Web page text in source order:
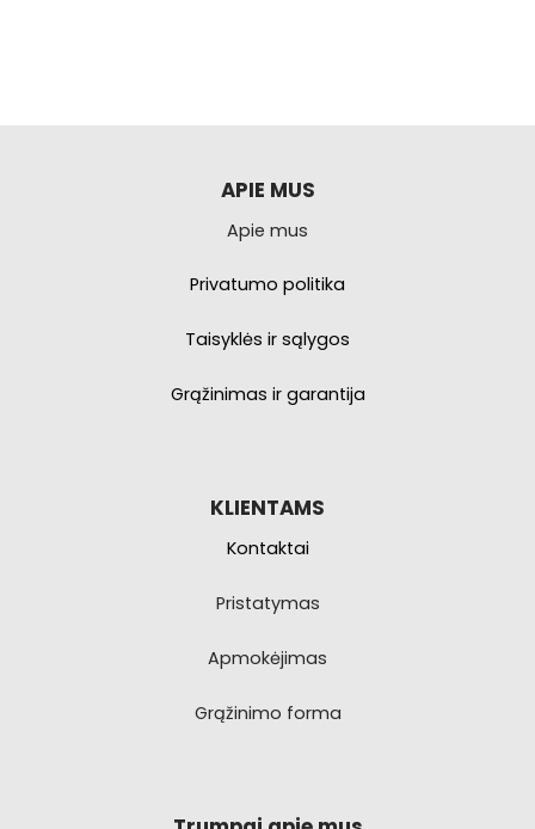
APIE MUS
Apie mus
Privatumo politika
Taisyklės ir sąlygos
Grąžinimas ir garantija
KLIENTAMS
Kontaktai
Pristatymas
Apmokėjimas
Grąžinimo forma